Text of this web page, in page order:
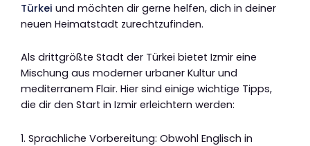
Türkei und möchten dir gerne helfen, dich in deiner
neuen Heimatstadt zurechtzufinden.
Als drittgrößte Stadt der Türkei bietet Izmir eine
Mischung aus moderner urbaner Kultur und
mediterranem Flair. Hier sind einige wichtige Tipps,
die dir den Start in Izmir erleichtern werden:
1. Sprachliche Vorbereitung: Obwohl Englisch in